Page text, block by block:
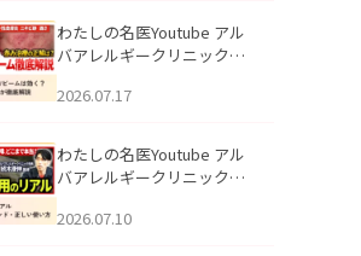
公開いたしました。
わたしの名医Youtube アル
バアレルギークリニック札
跡にVビームは効く？向いて
説」を公開いたしました。
2026.07.17
わたしの名医Youtube アル
バアレルギークリニック札
医師が明かす副作用・リバ
2026.07.10